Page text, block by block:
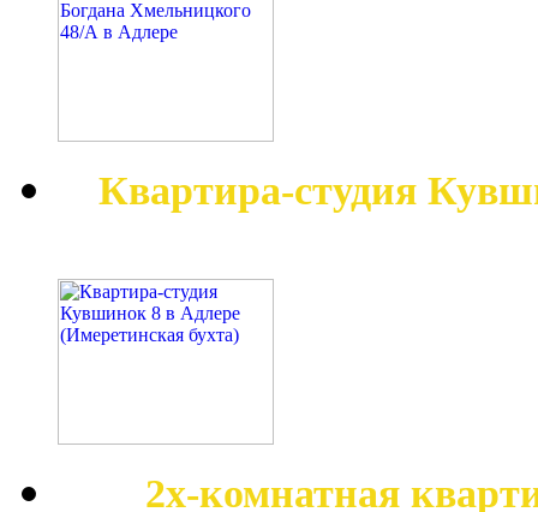
Квартира-студия
2х-комнатная